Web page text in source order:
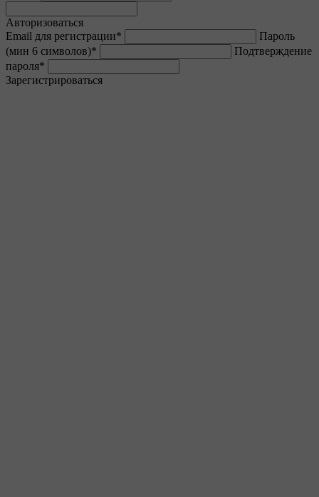
Авторизоваться
Email для регистрации*
Пароль
(мин 6 символов)*
Подтверждение
пароля*
Зарегистрироваться